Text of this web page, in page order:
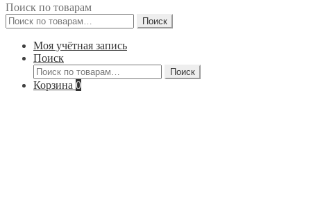
Поиск по товарам
Искать:
Поиск
Моя учётная запись
Поиск
Искать:
Поиск
Корзина 0